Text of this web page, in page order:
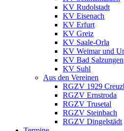
KV Rudolstadt
KV Eisenach
KV Erfurt
KV Greiz
KV Saale-Orla
KV Weimar und
KV Bad Salzungen
KV Suhl
Aus den Vereinen
RGZV 1929
RGZV Ernstroda
RGZV Trusetal
RGZV Steinbach
RGZV Dingelstädt